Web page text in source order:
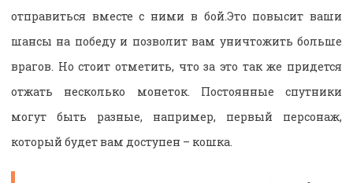
отправиться вместе с ними в бой.Это повысит ваши
шансы на победу и позволит вам уничтожить больше
врагов. Но стоит отметить, что за это так же придется
отжать несколько монеток. Постоянные спутники
могут быть разные, например, первый персонаж,
который будет вам доступен – кошка.